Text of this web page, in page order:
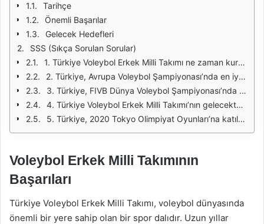
Tarihçe
Önemli Başarılar
Gelecek Hedefleri
SSS (Sıkça Sorulan Sorular)
1. Türkiye Voleybol Erkek Milli Takımı ne zaman kuruldu?
2. Türkiye, Avrupa Voleybol Şampiyonası’nda en iyi derecesini hangi yıl elde etti?
3. Türkiye, FIVB Dünya Voleybol Şampiyonası’nda hangi yıl çeyrek finale yükseldi?
4. Türkiye Voleybol Erkek Milli Takımı’nın gelecekteki hedefleri nelerdir?
5. Türkiye, 2020 Tokyo Olimpiyat Oyunları’na katılma hakkı nasıl elde etti?
Voleybol Erkek Milli Takımının
Başarıları
Türkiye Voleybol Erkek Milli Takımı, voleybol dünyasında
önemli bir yere sahip olan bir spor dalıdır. Uzun yıllar